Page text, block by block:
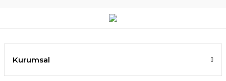
Kurumsal